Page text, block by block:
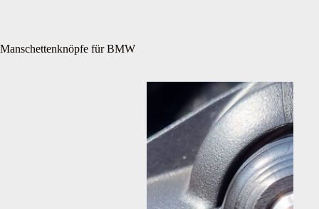
Manschettenknöpfe für BMW